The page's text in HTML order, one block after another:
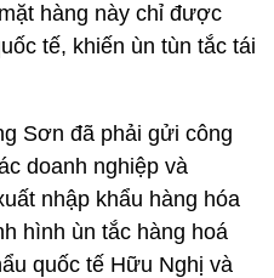
hàng này chỉ được
tế, khiến ùn tùn tắc tái
Sơn đã phải gửi công
doanh nghiệp và
nhập khẩu hàng hóa
hình ùn tắc hàng hoá
quốc tế Hữu Nghị và